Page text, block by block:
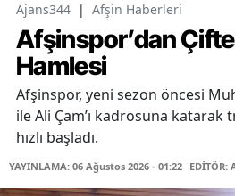
Ajans344 | Afşin Haberleri
Afşinspor’dan
Hamlesi
Afşinspor, yeni sezon öncesi
ile Ali Çam’ı kadrosuna katarak
hızlı başladı.
YAYINLAMA: 06 Ağustos 2026 - 01:22 EDİTÖR: